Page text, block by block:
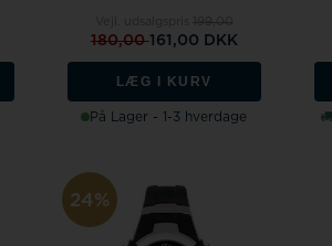
180,00161,00 DKK
LÆG I KURV
På Lager - 1-3 hverdage
24%